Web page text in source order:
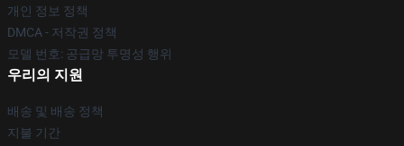
개인 정보 정책
DMCA - 저작권 정책
모델 번호: 공급망 투명성 행위
우리의 지원
배송 및 배송 정책
지불 기간